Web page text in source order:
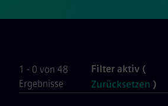
1 - 0 von 48
Ergebnisse
Filter aktiv (
Zurücksetzen )